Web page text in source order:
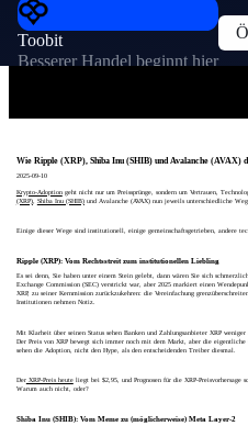
Toobit
Besserer Handel beginnt hier
Wie Ripple (XRP), Shiba Inu (SHIB) und Avalanche (AVAX)
2025-09-10
Krypto-Adoptiongeht nicht nur um Preissprünge, sondern um Vertrauen,
(XRP), Shiba Inu (SHIB)und Avalanche (AVAX) nun jeweils unterschiedliche
Einige dieser Wege sind institutionell, einige gemeinschaftsgetrieben, andere
Ripple (XRP): Vom Rechtsstreit zum institutionellen Liebling
Es sei denn, Sie haben unter einem Stein gelebt, dann wären Sie sich
Exchange Commission (SEC) verstrickt war, aber 2025 markiert einen
XRP, zu seiner Kernmission zurückzukehren: die Vereinfachung
Institutionen nehmen Notiz.
Mit Klarheit über seinen Status sehen Banken und Zahlungsanbieter XRP
Der Preis von XRP bewegt sich immer noch mit dem Markt, aber die eigentliche
sehen die Adoption, nicht den Hype, als den entscheidenden Treiber diesmal.
DerXRP-Preis heuteliegt bei $2,95, und Prognosen für die XRP-Preisvorhersage
Warum auch nicht, oder?
Shiba Inu (SHIB): Vom Meme zu (möglicherweise) Meta Layer-2